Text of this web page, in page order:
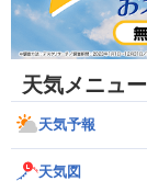
天気メニュー
天気予報
天気図